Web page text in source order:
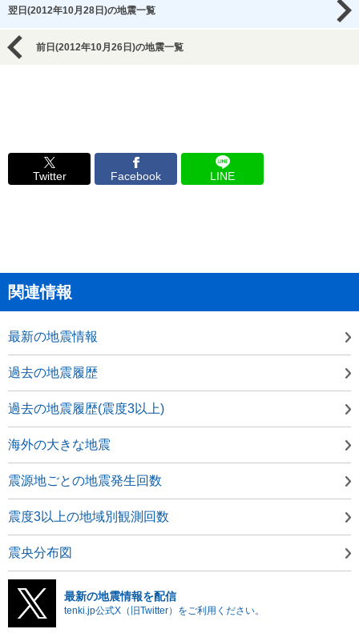
翌日(2012年10月28日)の地震一覧
前日(2012年10月26日)の地震一覧
Twitter Facebook LINE
関連情報
最新の地震情報
過去の地震履歴
過去の地震履歴(震度3以上)
海外の大きな地震
震源地ごとの地震発生回数
震度3以上の地域別観測回数
震央分布図
最新の地震情報を配信
tenki.jp公式X（旧Twitter）をご利用ください。